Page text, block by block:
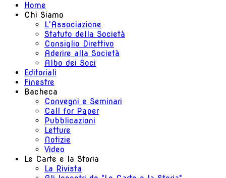
Home
Chi Siamo
L'Associazione
Statuto della Società
Consiglio Direttivo
Aderire alla Società
Albo dei Soci
Editoriali
Finestre
Bacheca
Convegni e Seminari
Call for Paper
Pubblicazioni
Letture
Notizie
Video
Le Carte e la Storia
La Rivista